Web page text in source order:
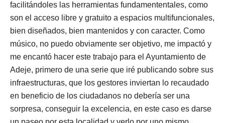
facilitándoles las herramientas fundamententales, como
son el acceso libre y gratuito a espacios multifuncionales,
bien diseñados, bien mantenidos y con caracter. Como
músico, no puedo obviamente ser objetivo, me impactó y
me encantó hacer este trabajo para el Ayuntamiento de
Adeje, primero de una serie que iré publicando sobre sus
infraestructuras, que los gestores inviertan lo recaudado
en beneficio de los ciudadanos no debería ser una
sorpresa, conseguir la excelencia, en este caso es darse